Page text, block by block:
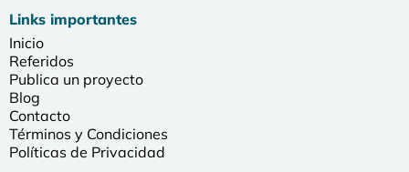
Links importantes
Inicio
Referidos
Publica un proyecto
Blog
Contacto
Términos y Condiciones
Políticas de Privacidad